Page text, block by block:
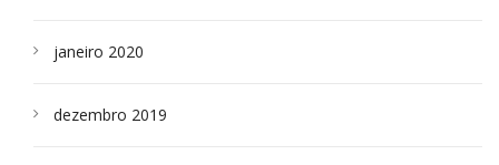
janeiro 2020
dezembro 2019